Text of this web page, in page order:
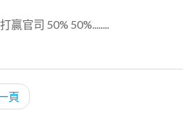
官司 50% 50%........
頁